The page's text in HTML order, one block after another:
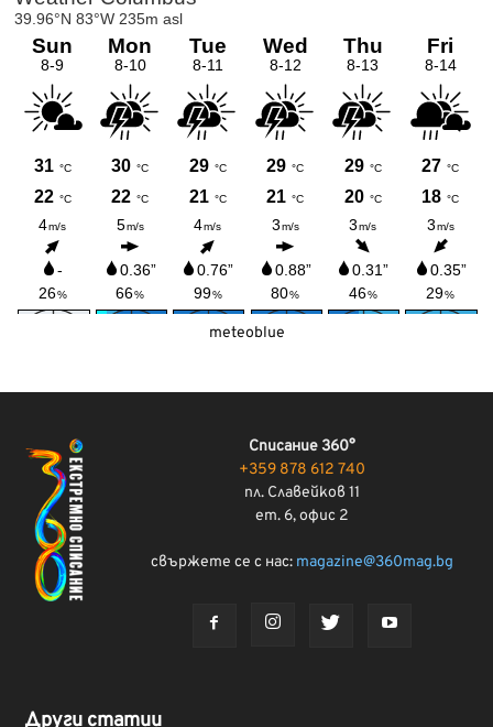
meteoblue
Списание 360°
+359 878 612 740
пл. Славейков 11
ет. 6, офис 2
свържете се с нас: magazine@360mag.bg
Други статии